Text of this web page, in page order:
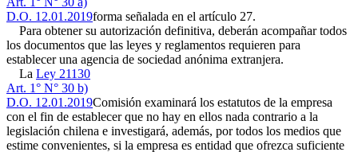
D.O. 12.01.2019forma señalada en el artículo 27.
Para obtener su autorización definitiva, deberán acompañar todos
los documentos que las leyes y reglamentos requieren para
establecer una agencia de sociedad anónima extranjera.
La Ley 21130
Art. 1° N° 30 b)
D.O. 12.01.2019Comisión examinará los estatutos de la empresa
con el fin de establecer que no hay en ellos nada contrario a la
legislación chilena e investigará, además, por todos los medios que
estime convenientes, si la empresa es entidad que ofrezca suficiente